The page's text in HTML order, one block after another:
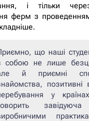
і тільки
ферм з
що наші
собою не лише
й приємні
позитивні
у
завідуюча